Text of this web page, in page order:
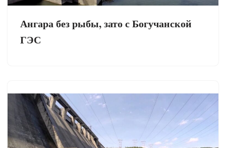
Ангара без рыбы, зато с Богучанской
ГЭС